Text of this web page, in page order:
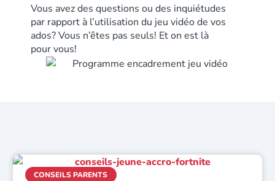
Vous avez des questions ou des inquiétudes
par rapport à l’utilisation du jeu vidéo de vos
ados? Vous n’êtes pas seuls! Et on est là
pour vous!
CONSEILS PARENTS